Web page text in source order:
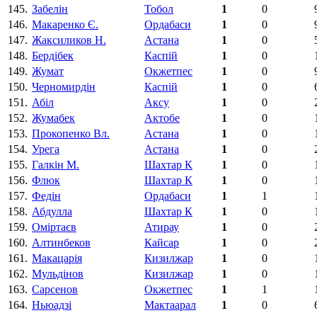
145. Забелін Тобол 1 0
146. Макаренко Є. Ордабаси 1 0
147. Жаксиликов Н. Астана 1 0
148. Бердібек Каспій 1 0
149. Жумат Окжетпес 1 0
150. Черномирдін Каспій 1 0
151. Абіл Аксу 1 0
152. Жумабек Актобе 1 0
153. Прокопенко Вл. Астана 1 0
154. Урега Астана 1 0
155. Галкін М. Шахтар К 1 0
156. Флюк Шахтар К 1 0
157. Федiн Ордабаси 1 1
158. Абдулла Шахтар К 1 0
159. Оміртаєв Атирау 1 0
160. Алтинбеков Кайсар 1 0
161. Макацарія Кизилжар 1 0
162. Мульдінов Кизилжар 1 0
163. Сарсенов Окжетпес 1 1
164. Ньюадзі Мактаарал 1 0